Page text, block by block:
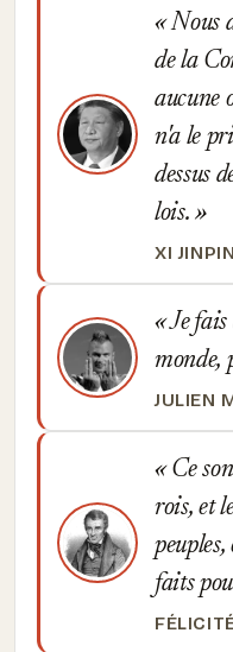
Nous
de la
aucune
n'a le
dessus
lois.
XI
Je fais
monde,
JULIEN
Ce
rois, et
peuples,
faits